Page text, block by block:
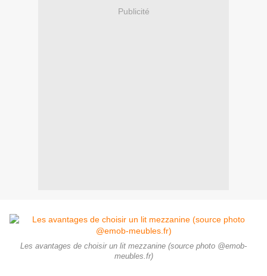
Publicité
Les avantages de choisir un lit mezzanine (source photo @emob-
meubles.fr)